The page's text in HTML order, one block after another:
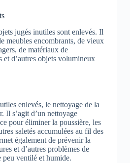
jugés inutiles sont enlevés. Il
meubles encombrants, de vieux
de matériaux de
d’autres objets volumineux
enlevés, le nettoyage de la
Il s’agit d’un nettoyage
pour éliminer la poussière, les
saletés accumulées au fil des
également de prévenir la
et d’autres problèmes de
peu ventilé et humide.